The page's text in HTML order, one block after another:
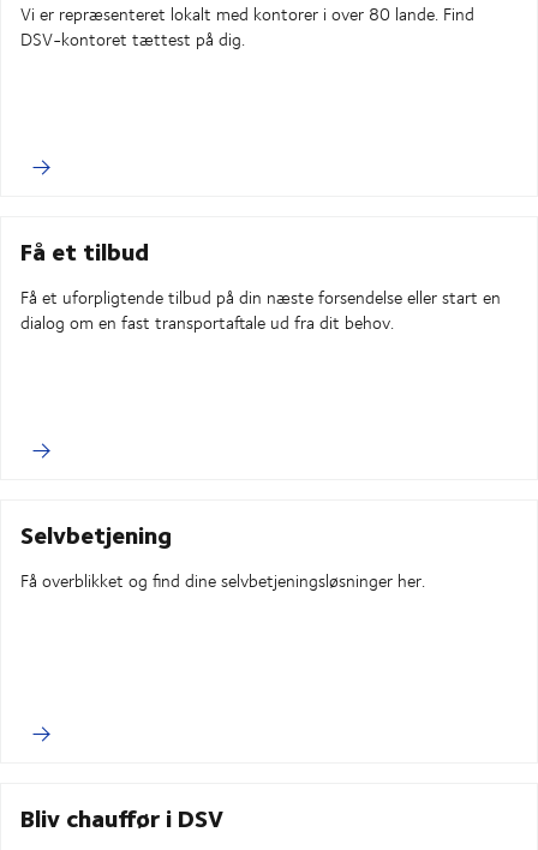
Vi er repræsenteret lokalt med kontorer i over 80 lande. Find
DSV-kontoret tættest på dig.
Få et tilbud
Få et uforpligtende tilbud på din næste forsendelse eller start en
dialog om en fast transportaftale ud fra dit behov.
Selvbetjening
Få overblikket og find dine selvbetjeningsløsninger her.
Bliv chauffør i DSV